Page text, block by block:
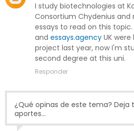
I study biotechnologies at
Consortium Chydenius
essays to read on this
and essays.agency UK
project last year, now I'm
second degree at this uni.
Responder
¿Qué opinas de este tema? Deja
aportes...